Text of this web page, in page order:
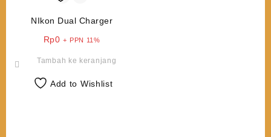
NIkon Dual Charger
Rp0 + PPN 11%
Tambah ke keranjang
Add to Wishlist